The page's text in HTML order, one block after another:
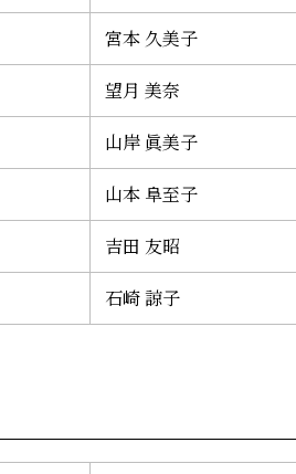
宮本 久美子
望月 美奈
山岸 眞美子
山本 阜至子
吉田 友昭
石崎 諒子